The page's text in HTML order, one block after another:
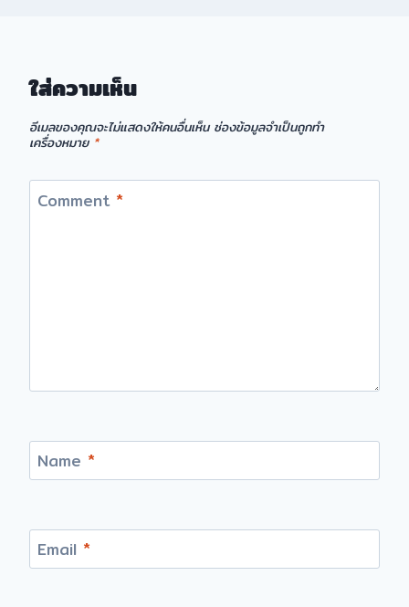
ใส่ความเห็น
อีเมลของคุณจะไม่แสดงให้คนอื่นเห็น ช่องข้อมูลจำเป็นถูกทำ
เครื่องหมาย *
Comment *
Name *
Email *